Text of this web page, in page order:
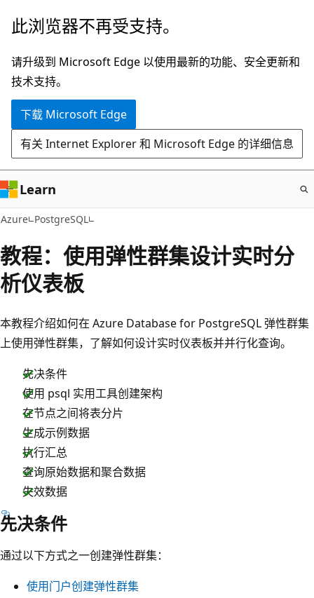
跳
主
要
内
此浏览器不再受支持。
请升级到 Microsoft Edge 以使用最新的功能、安全更新和
技术支持。
下载 Microsoft Edge
有关 Internet Explorer 和 Microsoft Edge 的详细信息
Learn
Azure PostgreSQL
教程：使用弹性群集设计实时分
析仪表板
本教程介绍如何在 Azure Database for PostgreSQL 弹性群集
上使用弹性群集，了解如何设计实时仪表板并并行化查询。
先决条件
使用 psql 实用工具创建架构
在节点之间将表分片
生成示例数据
执行汇总
查询原始数据和聚合数据
失效数据
先决条件
通过以下方式之一创建弹性群集：
使用门户创建弹性群集